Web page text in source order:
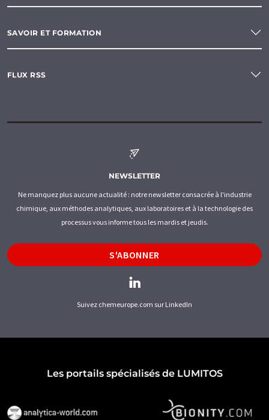
SAVOIR ET FORMATION
FLUX RSS
NEWSLETTER
Ne manquez plus aucune actualité : notre newsletter consacrée à l'industrie
chimique, aux méthodes analytiques, aux laboratoires et à la technologie des
processus vous informe tous les mardis et jeudis.
S'ABONNER
Suivez chemeurope.com sur LinkedIn
Les portails spécialisés de LUMITOS